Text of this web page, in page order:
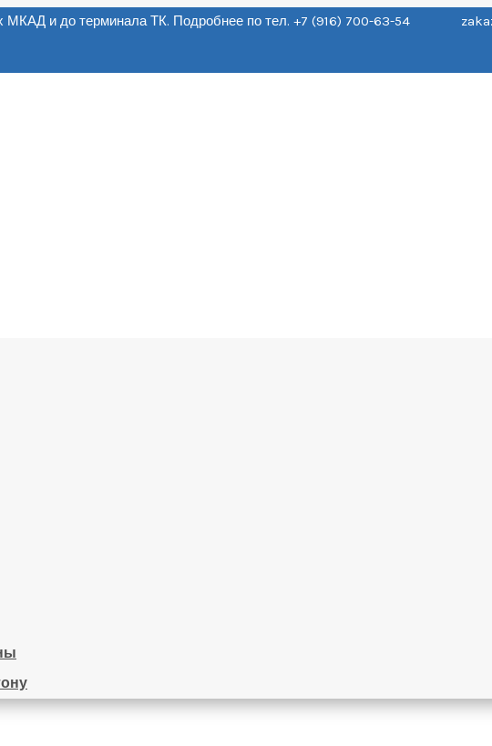
МКАД и до терминала ТК. Подробнее по тел. +7 (916) 700-63-54